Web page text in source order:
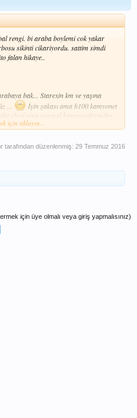
rengi. bi araba boylemi cok yakar
sikinti cikariyordu. sattim simdi
falan hikaye..
bak... Starexin km ve yaşına
...
İşin şakası ama h100 kamyonet
ideal ama normal kamyonetlerinden
atak boş iken yada afaki yükü yokken
sene zarfında birde frenleri çok yiyordu
için tıklayın...
tarafından düzenlenmiş: 29 Temmuz 2016
için üye olmalı veya giriş yapmalısınız)